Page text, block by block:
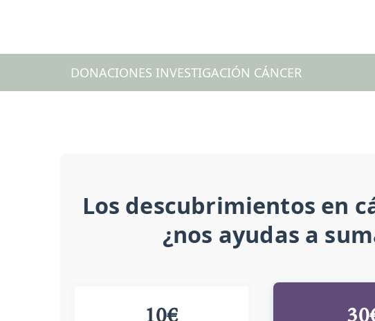
DONACIONES INVESTIGACIÓN CÁNCER
Los descubrimientos en
¿nos ayudas a